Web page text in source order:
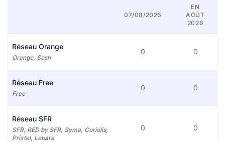
07/08/2026
EN
AOÛT
2026
Réseau Orange
Orange, Sosh
0 0
Réseau Free
Free
0 0
Réseau SFR
SFR, RED by SFR, Syma, Coriolis,
Prixtel, Lebara
0 0